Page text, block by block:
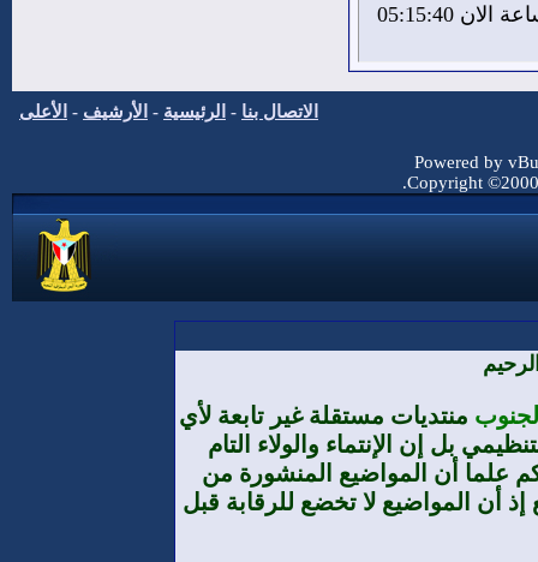
الاحد 9 من اغسطس 2026 , الساعة الان 05:15:41
الاتصال بنا - الرئيسية - الأرشيف - الأعلى
Powered by
Copyright
منتديات مستقلة غير تابعة لأي
بل إن الإنتماء والولاء التام
علما أن المواضيع المنشورة من
أن المواضيع لا تخضع للرقابة قبل